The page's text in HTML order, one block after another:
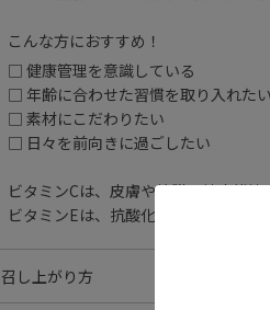
こんな方におすすめ！
□ 健康管理を意識している
□ 年齢に合わせた習慣を取り入れたい
□ 素材にこだわりたい
□ 日々を前向きに過ごしたい
ビタミンCは、皮膚や粘膜の健康維
ビタミンEは、抗酸化作用により、体
召し上がり方